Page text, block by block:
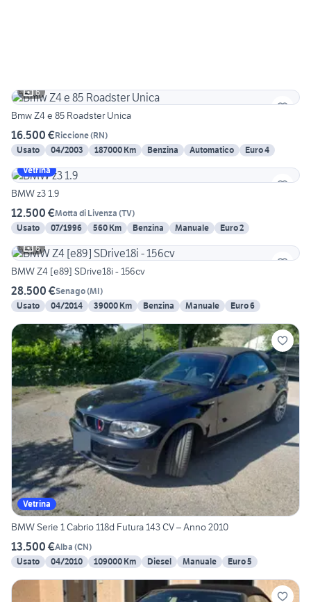
6
Bmw Z4 e 85 Roadster Unica
16.500 €Riccione(RN)
Usato
04/2003 187000 Km Benzina Automatico
Euro 4
Vetrina
BMW z3 1.9
12.500 €Motta di Livenza (TV)
Usato
07/1996 560 Km Benzina Manuale
Euro 2
6
BMW Z4 [e89] SDrive18i - 156cv
28.500 €Senago(MI)
Usato
04/2014 39000 Km Benzina Manuale Euro 6
Vetrina
BMW Serie 1 Cabrio 118d Futura 143 CV – Anno 2010
13.500 €Alba (CN)
Usato
04/2010 109000 Km Diesel Manuale Euro 5